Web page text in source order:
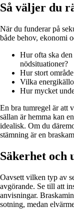
Så väljer du
När du funderar på
både behov, ekonomi
Hur ofta ska
nödsituationer?
Hur stort
Vilka
Hur mycket
En bra tumregel är att
sällan är hemma kan
idealisk. Om du
stämning är en
Säkerhet och
Oavsett vilken typ av
avgörande. Se till att
anvisningar.
sotning, medan